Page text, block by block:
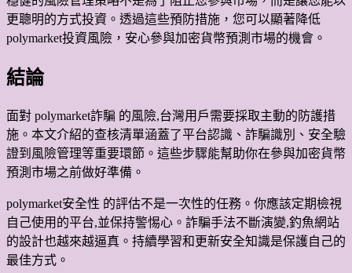
更聰明的方式投資。透過這些預防措施，您可以顯著降低
polymarket投資風險，安心參與加密貨幣預測市場的機會。
結論
面對 polymarket詐騙 的風險,台灣用戶需要採取主動的防護措
施。本文介紹的查核清單涵蓋了平台認識、詐騙識別、安全驗
證到風險管理等重要環節。這些步驟能幫助你在參與加密貨幣
預測市場之前做好準備。
polymarket安全性 的評估不是一次性的任務。你應該定期檢視
自己使用的平台,並保持警惕心。詐騙手法不斷演變,釣魚網站
的設計也越來越逼真。持續學習和更新安全知識是保護自己的
最佳方式。